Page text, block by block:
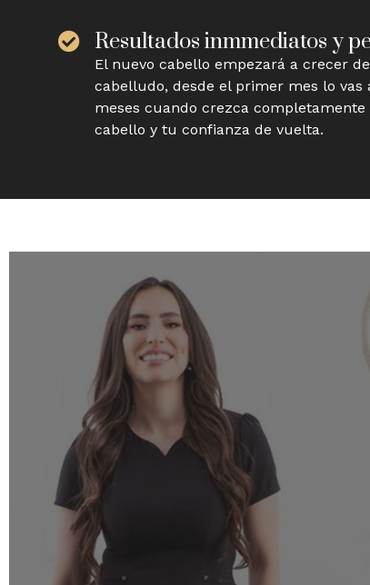
Resultados inmmediatos y
El nuevo cabello empezará a crecer
cabelludo, desde el primer mes lo vas
meses cuando crezca
cabello y tu confianza de vuelta.